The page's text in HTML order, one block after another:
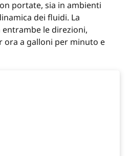
portate, sia in ambienti
dei fluidi. La
le direzioni,
ora a galloni per minuto e